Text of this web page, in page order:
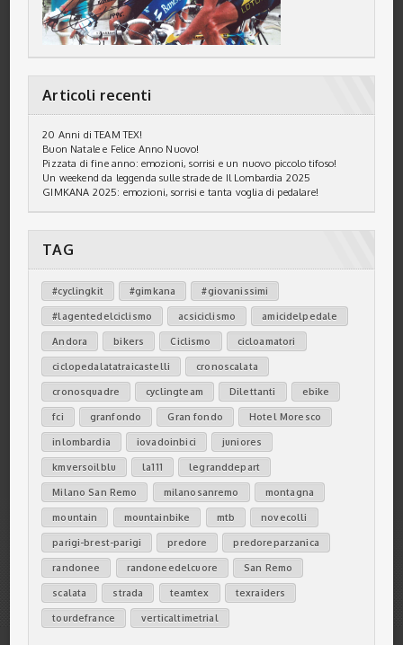
Articoli recenti
20 Anni di TEAM TEX!
Buon Natale e Felice Anno Nuovo!
Pizzata di fine anno: emozioni, sorrisi e un nuovo piccolo tifoso!
Un weekend da leggenda sulle strade de Il Lombardia 2025
GIMKANA 2025: emozioni, sorrisi e tanta voglia di pedalare!
TAG
#cyclingkit #gimkana #giovanissimi
#lagentedelciclismo acsiciclismo amicidelpedale
Andora bikers Ciclismo cicloamatori
ciclopedalatatraicastelli cronoscalata
cronosquadre cyclingteam Dilettanti ebike
fci granfondo Gran fondo Hotel Moresco
inlombardia iovadoinbici juniores
kmversoilblu la111 legranddepart
Milano San Remo milanosanremo montagna
mountain mountainbike mtb novecolli
parigi-brest-parigi predore predoreparzanica
randonee randoneedelcuore San Remo
scalata strada teamtex texraiders
tourdefrance verticaltimetrial